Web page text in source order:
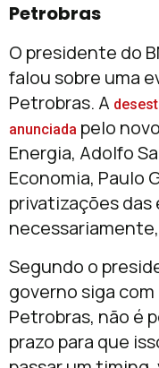
Petrobras
O presidente do
falou sobre uma
Petrobras. A
anunciada pelo
Energia, Adolfo
Economia, Paulo
privatizações das
necessariamente,
Segundo o
governo siga
Petrobras, não é
prazo para que